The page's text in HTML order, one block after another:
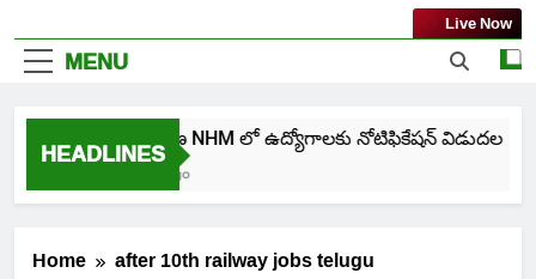
MENU
Live Now
HEADLINES
తెలంగాణ NHM లో ఉద్యోగాలకు నోటిఫికేషన్ విడుదల
Home after 10th railway jobs telugu